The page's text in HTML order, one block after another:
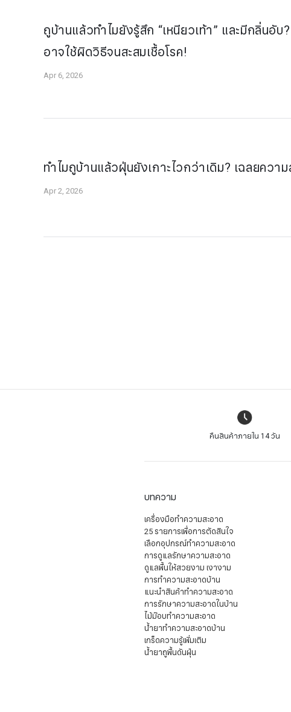
ถูบ้านแล้วทำไมยังรู้สึก “เหนียวเท้า” และมีกลิ่น
อาจใช้ผิดวิธีจนสะสมเชื้อโรค!
Apr 6, 2026
ทำไมถูบ้านแล้วฝุ่นยังเกาะไวกว่าเดิม? เฉลยค
Apr 2, 2026
คืนสินค้าภายใน 14 วัน
บทความ
เครื่องมือทำความสะอาด
25 รายการเพื่อการตัดสินใจ
เลือกอุปกรณ์ทำความสะอาด
การดูแลรักษาความสะอาด
ดูแลพื้นให้สวยงาม เงางาม
การทำความสะอาดบ้าน
แนะนำสินค้าทำความสะอาด
การรักษาความสะอาดในบ้าน
ไม้ม๊อบทำความสะอาด
น้ำยาทำความสะอาดบ้าน
เกร็ดความรู้เพิ่มเติม
น้ำยาถูพื้นดันฝุ่น